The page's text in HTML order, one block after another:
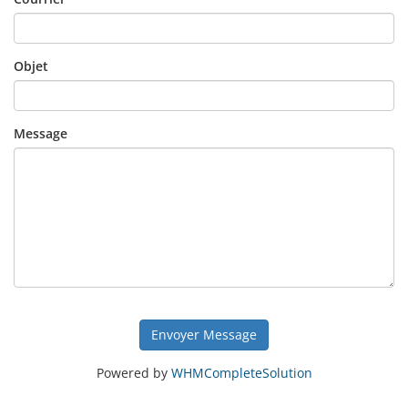
Objet
Message
Envoyer Message
Powered by WHMCompleteSolution